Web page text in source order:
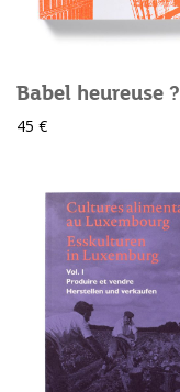
Babel heureuse ?
45 €